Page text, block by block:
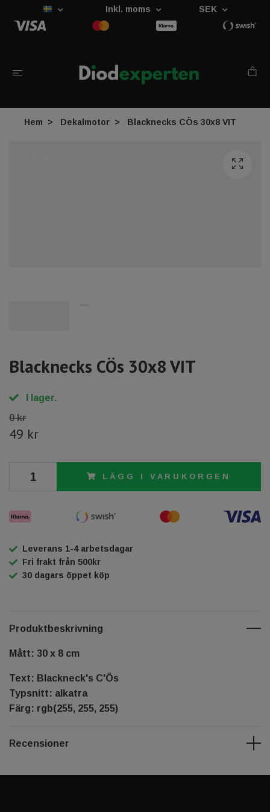
Inkl. moms SEK
Hem Dekalmotor Blacknecks CÖs 30x8 VIT
Blacknecks CÖs 30x8 VIT
I lager.
0 kr
49 kr
LÄGG I VARUKORGEN
Leverans 1-4 arbetsdagar
Fri frakt från 500kr
30 dagars öppet köp
Produktbeskrivning
Mått: 30 x 8 cm
Text: Blackneck's C'Ös
Typsnitt: alkatra
Färg: rgb(255, 255, 255)
Recensioner